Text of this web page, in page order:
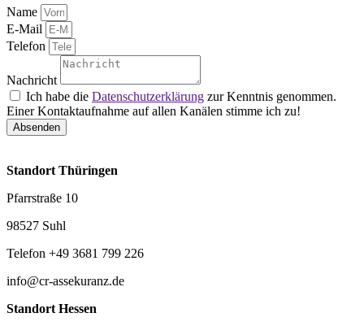
Name
E-Mail
Telefon
Nachricht
Ich habe die Datenschutzerklärung zur Kenntnis genommen.
Einer Kontaktaufnahme auf allen Kanälen stimme ich zu!
Absenden
Standort Thüringen
Pfarrstraße 10
98527 Suhl
Telefon +49 3681 799 226
info@cr-assekuranz.de
Standort Hessen